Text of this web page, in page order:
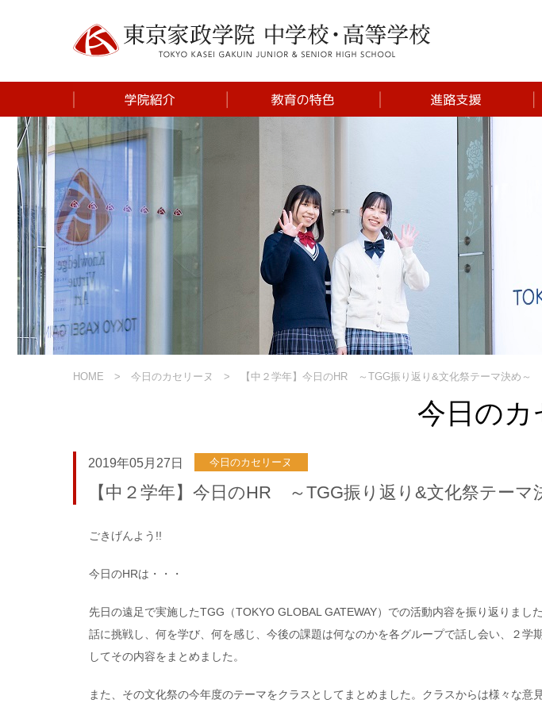
学校長挨拶
建学の精神
施設紹介
東京家政学院の歴史
中学 SDGsプログラ
高校 探究プログラム
進学傾向
大学合格実績
高大連携
HOME 今日のカセリーヌ 【中２学年】今日のHR ～TGG振り返り&文化祭テーマ決め～
今日のカ
2019年05月27日 今日のカセリーヌ
【中２学年】今日のHR ～TGG振り返り&文化祭テーマ
ごきげんよう!!
今日のHRは・・・
先日の遠足で実施したTGG（TOKYO GLOBAL GATEWAY）での活動内容を振り返りまし
話に挑戦し、何を学び、何を感じ、今後の課題は何なのかを各グループで話し会い、２学
してその内容をまとめました。
また、その文化祭の今年度のテーマをクラスとしてまとめました。クラスからは様々な意